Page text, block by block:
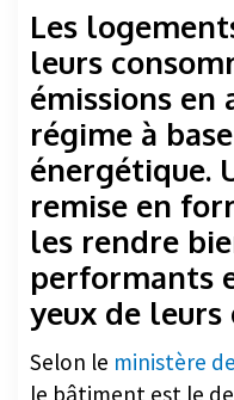
leurs
émissions en
régime à
énergétique.
remise en
les rendre
performants
yeux de leurs
Selon leministère
le bâtiment est le
émetteur de gaz à